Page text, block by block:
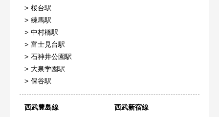
桜台駅
練馬駅
中村橋駅
富士見台駅
石神井公園駅
大泉学園駅
保谷駅
西武豊島線
西武新宿線